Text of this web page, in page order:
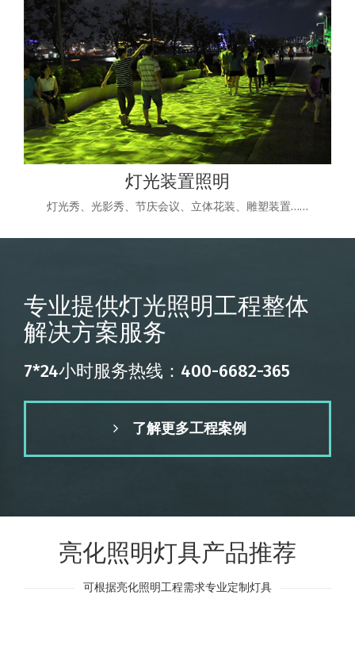
灯光装置照明
灯光秀、光影秀、节庆会议、立体花装、雕塑装置……
专业提供灯光照明工程整体
解决方案服务
7*24小时服务热线：400-6682-365
了解更多工程案例
亮化照明灯具产品推荐
可根据亮化照明工程需求专业定制灯具